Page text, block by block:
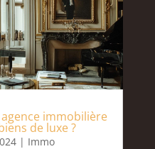
immobilière
de luxe ?
| Immo